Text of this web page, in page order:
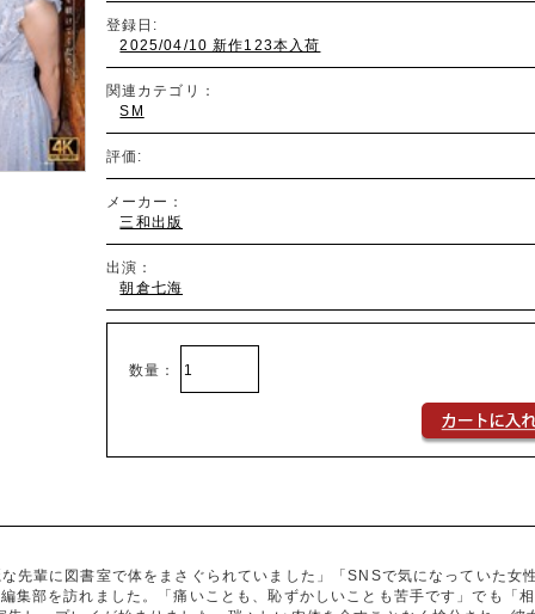
登録日:
2025/04/10 新作123本入荷
関連カテゴリ：
SM
評価:
メーカー：
三和出版
出演：
朝倉七海
数量：
先輩に図書室で体をまさぐられていました」「SNSで気になっていた
集部を訪れました。「痛いことも、恥ずかしいことも苦手です」でも「